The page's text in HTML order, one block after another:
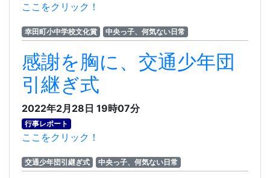
ここをクリック！
幸田町小中学校文化賞 中央っ子、何気ない日常
感謝を胸に、交通少年団
引継ぎ式
2022年2月28日 19時07分
行事レポート
ここをクリック！
交通少年団引継ぎ式 中央っ子、何気ない日常